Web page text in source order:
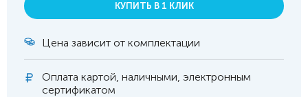
КУПИТЬ В 1 КЛИК
Цена зависит от комплектации
Оплата картой, наличными, электронным
сертификатом